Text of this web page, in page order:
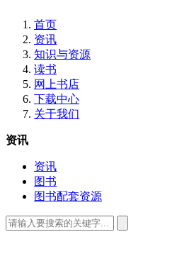
首页
资讯
知识与资源
读书
网上书店
下载中心
关于我们
资讯
资讯
图书
图书配套资源